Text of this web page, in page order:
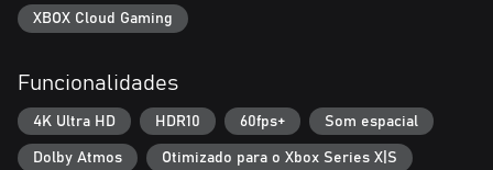
XBOX Cloud Gaming
Funcionalidades
4K Ultra HD HDR10 60fps+ Som espacial
Dolby Atmos Otimizado para o Xbox Series X|S